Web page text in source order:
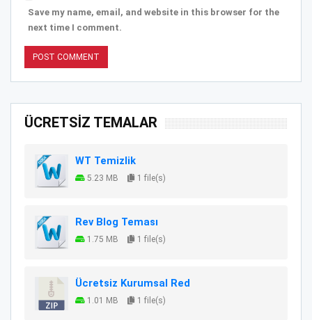
Save my name, email, and website in this browser for the
next time I comment.
ÜCRETSİZ TEMALAR
WT Temizlik
5.23 MB 1 file(s)
Rev Blog Teması
1.75 MB 1 file(s)
Ücretsiz Kurumsal Red
1.01 MB 1 file(s)